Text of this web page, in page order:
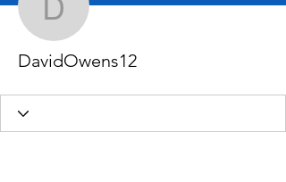
DavidOwens12
DavidOwens12